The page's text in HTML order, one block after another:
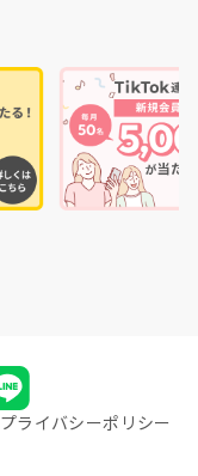
プライバシーポリシー